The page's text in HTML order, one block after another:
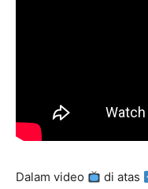
Dalam video di atas